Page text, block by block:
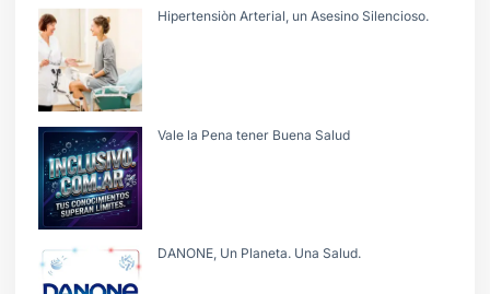
Hipertensiòn Arterial, un Asesino Silencioso.
Vale la Pena tener Buena Salud
DANONE, Un Planeta. Una Salud.